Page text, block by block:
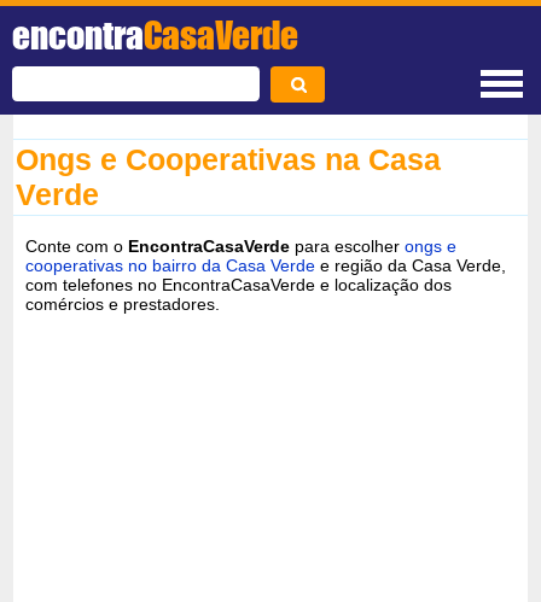
encontraCasaVerde
Ongs e Cooperativas na Casa
Verde
Conte com o EncontraCasaVerde para escolherongs e
cooperativas no bairro da Casa Verde e região da Casa Verde,
com telefones no EncontraCasaVerde e localização dos
comércios e prestadores.